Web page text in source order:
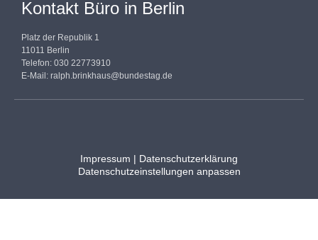
Kontakt Büro in Berlin
Platz der Republik 1
11011 Berlin
Telefon: 030 22773910
E-Mail: ralph.brinkhaus@bundestag.de
Impressum | Datenschutzerklärung
Datenschutzeinstellungen anpassen